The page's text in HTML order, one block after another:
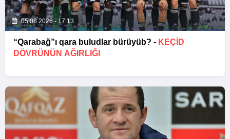
05.08.2026 - 17:13
“Qarabağ”ı qara buludlar bürüyüb? - KEÇID
DÖVRÜNÜN AĞIRLIĞI